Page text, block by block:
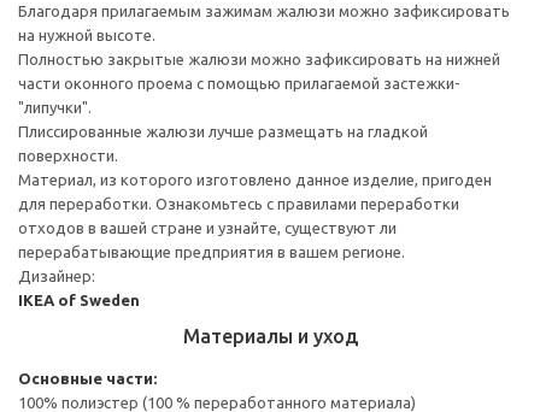
Благодаря прилагаемым зажимам жалюзи можно зафиксировать
на нужной высоте.
Полностью закрытые жалюзи можно зафиксировать на нижней
части оконного проема с помощью прилагаемой застежки-
"липучки".
Плиссированные жалюзи лучше размещать на гладкой
поверхности.
Материал, из которого изготовлено данное изделие, пригоден
для переработки. Ознакомьтесь с правилами переработки
отходов в вашей стране и узнайте, существуют ли
перерабатывающие предприятия в вашем регионе.
Дизайнер:
IKEA of Sweden
Материалы и уход
Основные части:
100% полиэстер (100 % переработанного материала)